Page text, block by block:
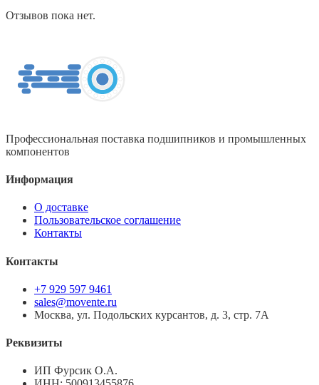
Отзывов пока нет.
Профессиональная поставка подшипников и промышленных
компонентов
Информация
О доставке
Пользовательское соглашение
Контакты
Контакты
+7 929 597 9461
sales@movente.ru
Москва, ул. Подольских курсантов, д. 3, стр. 7А
Реквизиты
ИП Фурсик О.А.